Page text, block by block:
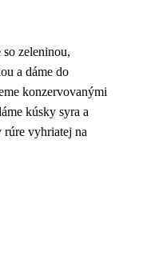
zeleninou,
a dáme do
konzervovanými
kúsky syra a
rúre vyhriatej na